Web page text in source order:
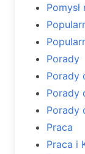
Porady
Porady
Porady
Porady
Praca
Praca i